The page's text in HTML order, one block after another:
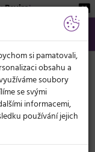
Beviro!
Kč
Ubrousky
si pamatovali,
obsahu a
soubory
se svými
informacemi,
používání jejich